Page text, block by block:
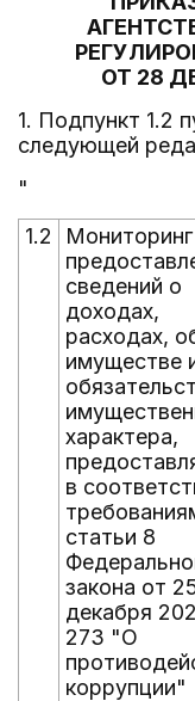
ОТ 28
1. Подпункт 1.2
следующей
"
1.2
Мониторинг
сведений о
доходах,
расходах,
имуществе
характера,
в
статьи 8
закона от
декабря
273 "О
коррупции"